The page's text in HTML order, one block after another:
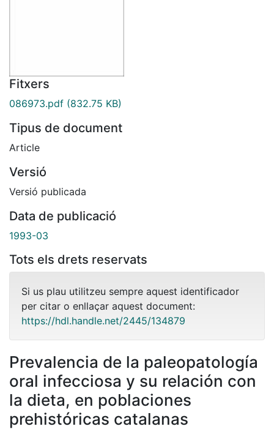
Fitxers
086973.pdf (832.75 KB)
Tipus de document
Article
Versió
Versió publicada
Data de publicació
1993-03
Tots els drets reservats
Si us plau utilitzeu sempre aquest identificador
per citar o enllaçar aquest document:
https://hdl.handle.net/2445/134879
Prevalencia de la paleopatología
oral infecciosa y su relación con
la dieta, en poblaciones
prehistóricas catalanas